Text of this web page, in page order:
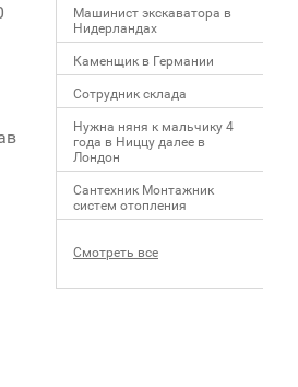
Машинист экскаватора в
Нидерландах
Каменщик в Германии
Сотрудник склада
Нужна няня к мальчику 4
года в Ниццу далее в
Лондон
Сантехник Монтажник
систем отопления
Смотреть все